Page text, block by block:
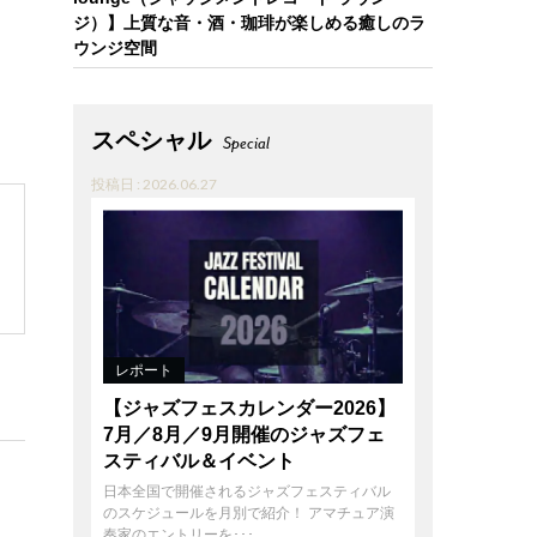
ジ）】上質な音・酒・珈琲が楽しめる癒しのラ
ウンジ空間
スペシャル Special
投稿日 : 2026.06.27
レポート
【ジャズフェスカレンダー2026】
7月／8月／9月開催のジャズフェ
スティバル＆イベント
日本全国で開催されるジャズフェスティバル
のスケジュールを月別で紹介！ アマチュア演